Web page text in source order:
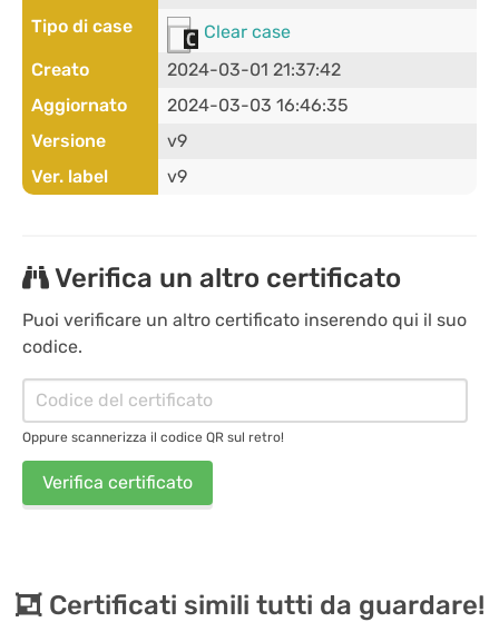
Tipo di case
Clear case
Creato
2024-03-01 21:37:42
Aggiornato
2024-03-03 16:46:35
Versione
v9
Ver. label
v9
Verifica un altro certificato
Puoi verificare un altro certificato inserendo qui il suo
codice.
Oppure scannerizza il codice QR sul retro!
Verifica certificato
Certificati simili tutti da guardare!